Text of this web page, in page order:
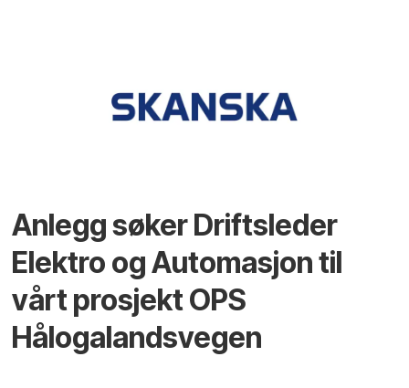
Anlegg søker Driftsleder
Elektro og Automasjon til
vårt prosjekt OPS
Hålogalandsvegen